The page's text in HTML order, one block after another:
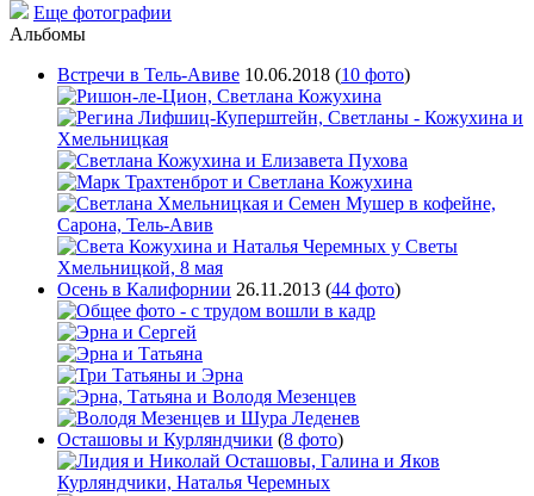
Еще фотографии
Альбомы
Встречи в Тель-Авиве 10.06.2018 (10 фото)
Осень в Калифорнии 26.11.2013 (44 фото)
Осташовы и Курляндчики (8 фото)